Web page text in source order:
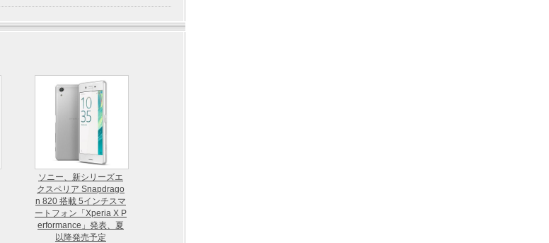
ソニー、新シリーズエ
クスペリア Snapdrago
n 820 搭載 5インチスマ
ートフォン「Xperia X P
erformance」発表、夏
以降発売予定